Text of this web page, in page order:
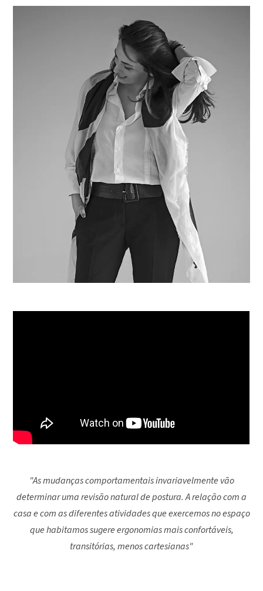
"As mudanças comportamentais invariavelmente vão
determinar uma revisão natural de postura. A relação com a
casa e com as diferentes atividades que exercemos no espaço
que habitamos sugere ergonomias mais confortáveis,
transitórias, menos cartesianas"